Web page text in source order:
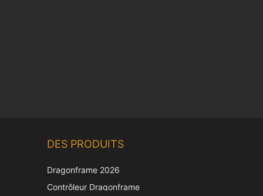
DES PRODUITS
Dragonframe 2026
Contrôleur Dragonframe